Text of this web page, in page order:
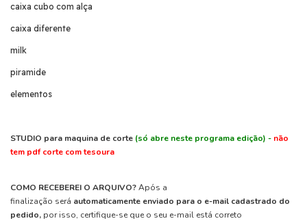
caixa cubo com alça
caixa diferente
milk
piramide
elementos
STUDIO para maquina de corte (só abre neste programa edição) - não
tem pdf corte com tesoura
COMO RECEBEREI O ARQUIVO?Após a
finalização será automaticamente enviado para o e-mail cadastrado do
pedido, por isso, certifique-se que o seu e-mail está correto